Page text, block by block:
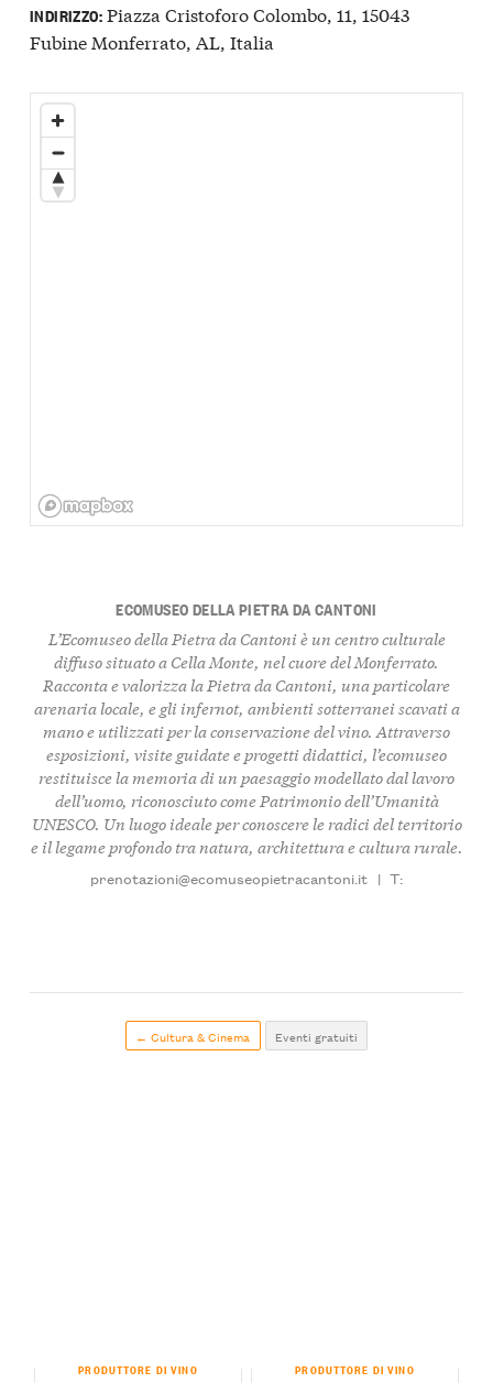
INDIRIZZO:Piazza Cristoforo Colombo, 11, 15043
Fubine Monferrato, AL, Italia
ECOMUSEO DELLA PIETRA DA CANTONI
L’Ecomuseo della Pietra da Cantoni è un centro culturale
diffuso situato a Cella Monte, nel cuore del Monferrato.
Racconta e valorizza la Pietra da Cantoni, una particolare
arenaria locale, e gli infernot, ambienti sotterranei scavati a
mano e utilizzati per la conservazione del vino. Attraverso
esposizioni, visite guidate e progetti didattici, l’ecomuseo
restituisce la memoria di un paesaggio modellato dal lavoro
dell’uomo, riconosciuto come Patrimonio dell’Umanità
UNESCO. Un luogo ideale per conoscere le radici del territorio
e il legame profondo tra natura, architettura e cultura rurale.
prenotazioni@ecomuseopietracantoni.it | T:
← Cultura & Cinema Eventi gratuiti
PRODUTTORE DI VINO PRODUTTORE DI VINO